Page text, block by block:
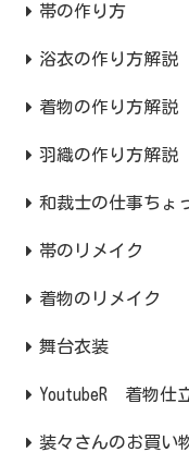
帯の作り方
浴衣の作り方解説
着物の作り方解説
羽織の作り方解説
和裁士の仕事ちょ
帯のリメイク
着物のリメイク
舞台衣装
YoutubeR 着物仕
装々さんのお買い